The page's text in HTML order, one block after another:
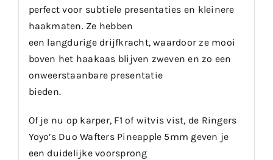
perfect voor subtiele presentaties en kleinere
haakmaten. Ze hebben
een langdurige drijfkracht, waardoor ze mooi
boven het haakaas blijven zweven en zo een
onweerstaanbare presentatie
bieden.
Of je nu op karper, F1 of witvis vist, de Ringers
Yoyo’s Duo Wafters Pineapple 5mm geven je
een duidelijke voorsprong